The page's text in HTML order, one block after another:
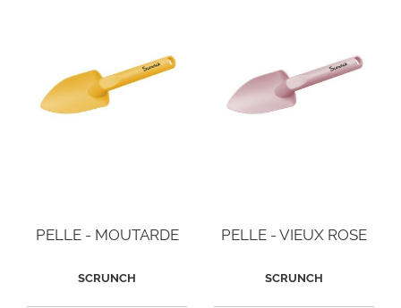
PELLE - MOUTARDE
SCRUNCH
PELLE - VIEUX ROSE
SCRUNCH